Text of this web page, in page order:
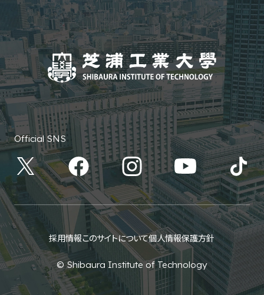
Official SNS
採用情報このサイトについて個人情報保護方針
© Shibaura Institute of Technology